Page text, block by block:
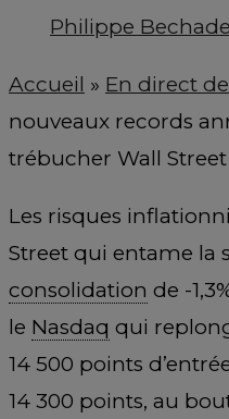
Philippe Bechade
Accueil » En direct
nouveaux records
trébucher Wall Street
Les risques
Street qui entame la
consolidation de -
le Nasdaq qui
14 500 points
14 300 points, au